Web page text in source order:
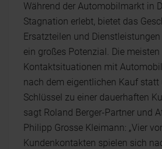
Während der Automobilmarkt in
Stagnation erlebt, bietet das
Ersatzteilen und
ein großes Potenzial. Die meisten
Kontaktsituationen mit
nach dem eigentlichen Kauf statt
Schlüssel zu einer dauerhaften
sagt Roland Berger-Partner und
Philipp Grosse Kleimann: „Vier
Kundenkontakten spielen sich